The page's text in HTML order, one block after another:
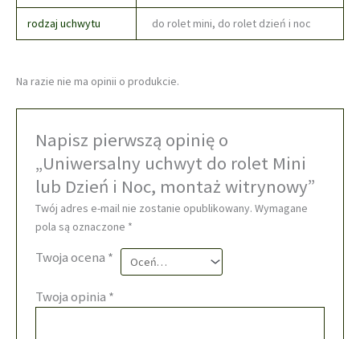
rodzaj uchwytu do rolet mini, do rolet dzień i noc
Na razie nie ma opinii o produkcie.
Napisz pierwszą opinię o
„Uniwersalny uchwyt do rolet Mini
lub Dzień i Noc, montaż witrynowy”
Twój adres e-mail nie zostanie opublikowany. Wymagane
pola są oznaczone *
Twoja ocena *
Twoja opinia *